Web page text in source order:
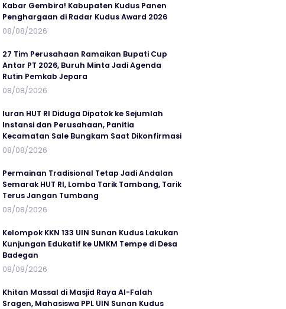
Kabar Gembira! Kabupaten Kudus Panen
Penghargaan di Radar Kudus Award 2026
08/08/2026
27 Tim Perusahaan Ramaikan Bupati Cup
Antar PT 2026, Buruh Minta Jadi Agenda
Rutin Pemkab Jepara
08/08/2026
Iuran HUT RI Diduga Dipatok ke Sejumlah
Instansi dan Perusahaan, Panitia
Kecamatan Sale Bungkam Saat Dikonfirmasi
08/08/2026
Permainan Tradisional Tetap Jadi Andalan
Semarak HUT RI, Lomba Tarik Tambang, Tarik
Terus Jangan Tumbang
08/08/2026
Kelompok KKN 133 UIN Sunan Kudus Lakukan
Kunjungan Edukatif ke UMKM Tempe di Desa
Badegan
08/08/2026
Khitan Massal di Masjid Raya Al-Falah
Sragen, Mahasiswa PPL UIN Sunan Kudus